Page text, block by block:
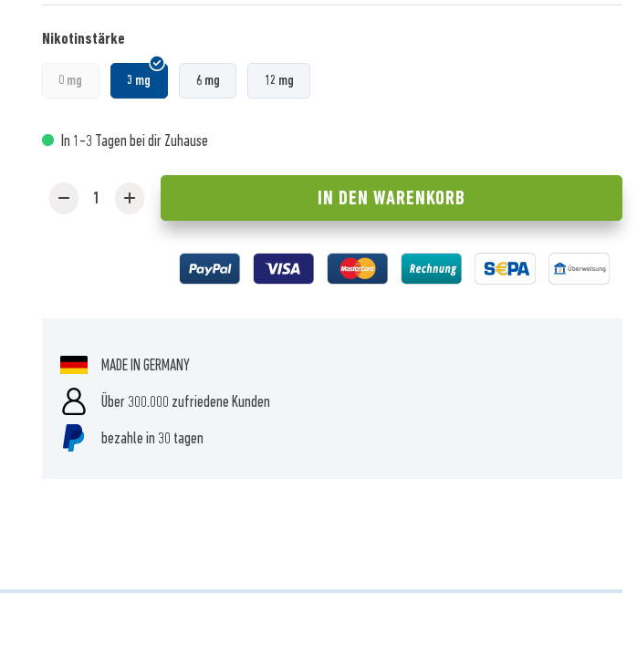
Nikotinstärke
0 mg 3 mg 6 mg 12 mg
In 1-3 Tagen bei dir Zuhause
IN DEN WARENKORB
MADE IN GERMANY
Über 300.000 zufriedene Kunden
bezahle in 30 tagen